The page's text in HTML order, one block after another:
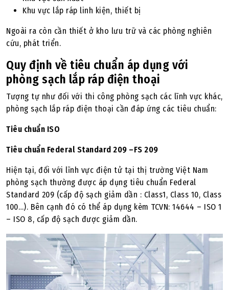
Khu vực lắp ráp linh kiện, thiết bị
Ngoài ra còn cần thiết ở kho lưu trữ và các phòng nghiên
cứu, phát triển.
Quy định về tiêu chuẩn áp dụng với
phòng sạch lắp ráp điện thoại
Tượng tự như đối với thi công phòng sạch các lĩnh vực khác,
phòng sạch lắp ráp điện thoại cần đáp ứng các tiêu chuẩn:
Tiêu chuẩn ISO
Tiêu chuẩn Federal Standard 209 –FS 209
Hiện tại, đối với lĩnh vực điện tử tại thị trường Việt Nam
phòng sạch thường được áp dụng tiêu chuẩn Federal
Standard 209 (cấp độ sạch giảm dần : Class1, Class 10, Class
100…). Bên cạnh đó có thể áp dụng kèm TCVN: 14644 – ISO 1
– ISO 8, cấp độ sạch được giảm dần.